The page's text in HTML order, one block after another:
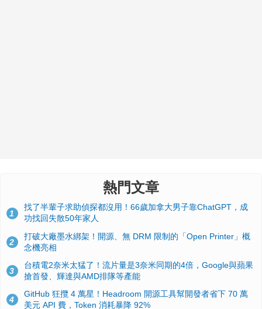
熱門文章
1
找了半輩子求助偵探都沒用！66歲加拿大男子靠ChatGPT，成
功找回失散50年家人
2
打破大廠墨水綁架！開源、無 DRM 限制的「Open Printer」概
念機亮相
3
台積電2奈米太猛了！流片量是3奈米同期的4倍，Google與蘋果
搶首發、輝達與AMD排隊等產能
4
GitHub 狂攬 4 萬星！Headroom 開源工具幫開發者省下 70 萬
美元 API 費，Token 消耗暴降 92%